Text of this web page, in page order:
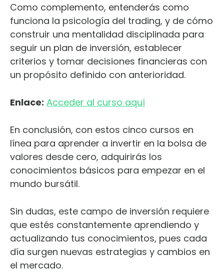
Como complemento, entenderás como
funciona la psicología del trading, y de cómo
construir una mentalidad disciplinada para
seguir un plan de inversión, establecer
criterios y tomar decisiones financieras con
un propósito definido con anterioridad.
Enlace: Acceder al curso aquí
En conclusión, con estos cinco cursos en
línea para aprender a invertir en la bolsa de
valores desde cero, adquirirás los
conocimientos básicos para empezar en el
mundo bursátil.
Sin dudas, este campo de inversión requiere
que estés constantemente aprendiendo y
actualizando tus conocimientos, pues cada
día surgen nuevas estrategias y cambios en
el mercado.